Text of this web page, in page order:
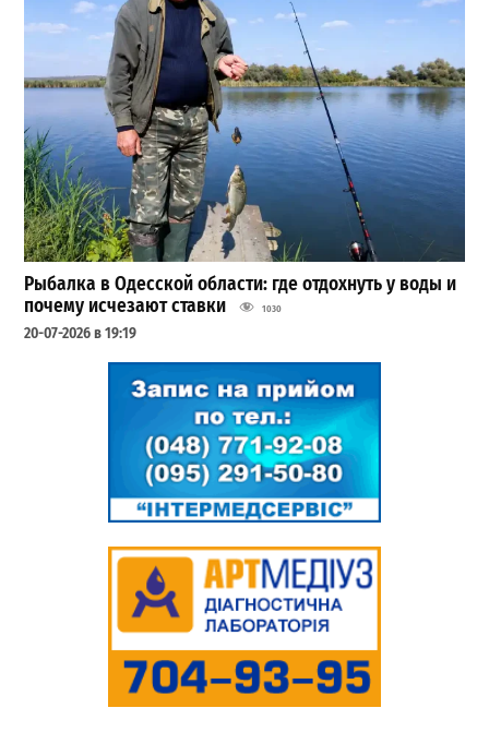
Рыбалка в Одесской области: где отдохнуть у воды и
почему исчезают ставки
1030
20-07-2026 в 19:19